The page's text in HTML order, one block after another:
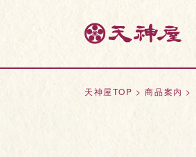
天神屋TOP >商品案内 >